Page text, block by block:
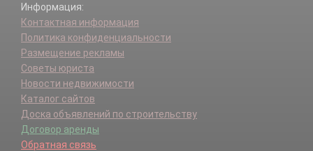
Информация:
Контактная информация
Политика конфиденциальности
Размещение рекламы
Советы юриста
Новости недвижимости
Каталог сайтов
Доска объявлений по строительству
Договор аренды
Обратная связь